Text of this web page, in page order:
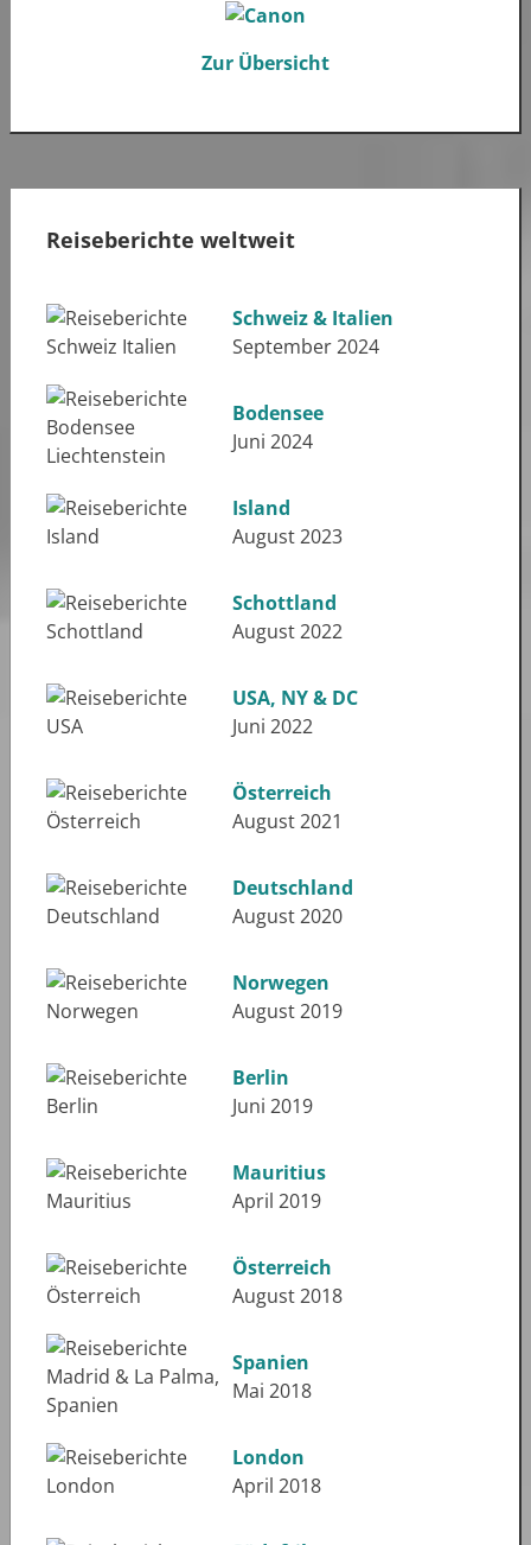
Zur Übersicht
Reiseberichte weltweit
Schweiz & Italien
September 2024
Bodensee
Juni 2024
Island
August 2023
Schottland
August 2022
USA, NY & DC
Juni 2022
Österreich
August 2021
Deutschland
August 2020
Norwegen
August 2019
Berlin
Juni 2019
Mauritius
April 2019
Österreich
August 2018
Spanien
Mai 2018
London
April 2018